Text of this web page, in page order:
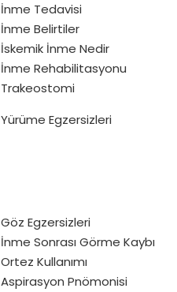
İnme Tedavisi
İnme Belirtiler
İskemik İnme Nedir
İnme Rehabilitasyonu
Trakeostomi
Yürüme Egzersizleri
Göz Egzersizleri
İnme Sonrası Görme Kaybı
Ortez Kullanımı
Aspirasyon Pnömonisi